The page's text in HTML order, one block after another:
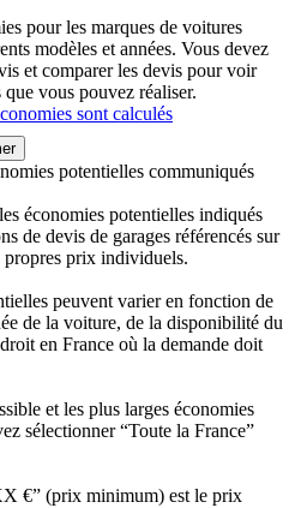
pour les marques de voitures
modèles et années. Vous devez
et comparer les devis pour voir
vous pouvez réaliser.
sont calculés
potentielles communiqués
économies potentielles indiqués
de devis de garages référencés sur
propres prix individuels.
peuvent varier en fonction de
de la voiture, de la disponibilité du
en France où la demande doit
et les plus larges économies
sélectionner “Toute la France”
€” (prix minimum) est le prix